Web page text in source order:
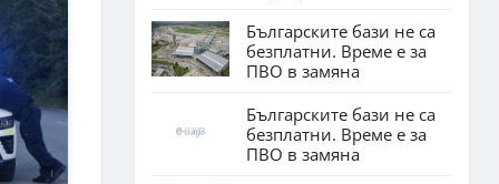
Българските бази не са
безплатни. Време е за
ПВО в замяна
Българските бази не са
безплатни. Време е за
ПВО в замяна